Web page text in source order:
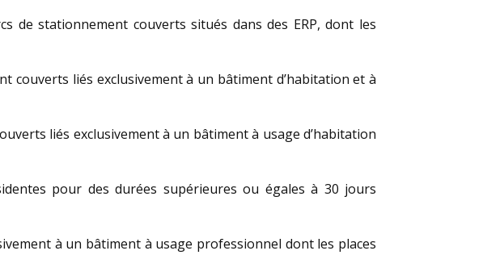
de stationnement couverts situés dans des ERP, dont les
couverts liés exclusivement à un bâtiment d’habitation et à
liés exclusivement à un bâtiment à usage d’habitation
pour des durées supérieures ou égales à 30 jours
à un bâtiment à usage professionnel dont les places